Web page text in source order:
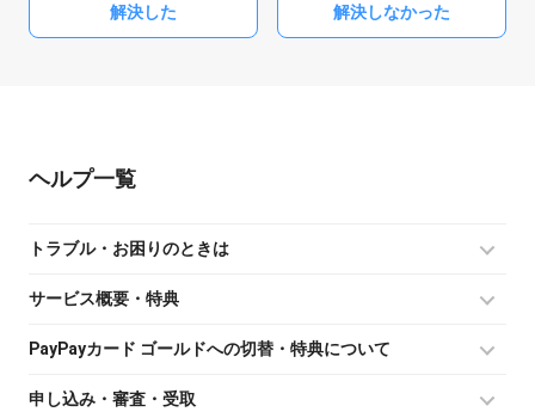
解決した 解決しなかった
ヘルプ
トラブル・お困りのときは
サービス概要・特典
PayPayカード ゴールドへの切替・特典について
申し込み・審査・受取